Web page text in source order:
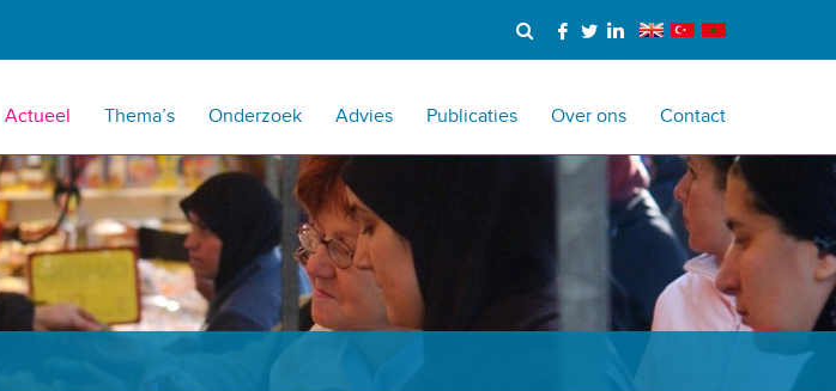
Actueel Thema’s Onderzoek Advies Publicaties Over ons Contact